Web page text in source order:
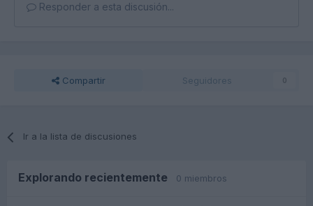
Responder a esta discusión...
Compartir Seguidores 0
Ir a la lista de discusiones
Explorando recientemente 0 miembros